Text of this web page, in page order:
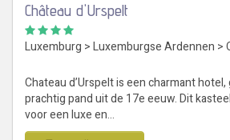
Château d'Urspelt
Luxemburg >Luxemburgse Ardennen >
Chateau d’Urspelt is een charmant
prachtig pand uit de 17e eeuw. Dit
voor een luxe en…